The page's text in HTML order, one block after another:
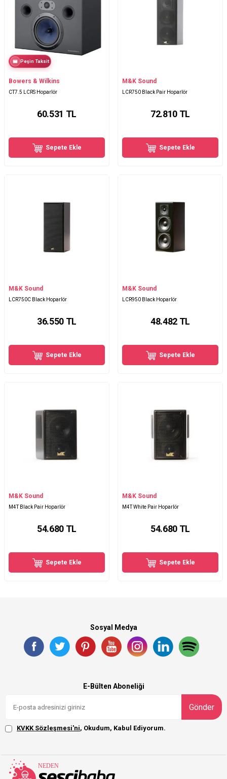
Peşin Taksit
Bowers & Wilkins
CT7.5 LCRS Hoparlör
60.531 TL
Sepete Ekle
M&K Sound
LCR750 Black Pair Hoparlör
72.810TL
Sepete Ekle
M&K Sound
LCR750C Black Hoparlör
36.550TL
Sepete Ekle
M&K Sound
LCR950 Black Hoparlör
48.482TL
Sepete Ekle
M&K Sound
M4T Black Pair Hoparlör
54.680TL
Sepete Ekle
M&K Sound
M4T White Pair Hoparlör
54.680TL
Sepete Ekle
Sosyal Medya
E-Bülten Aboneliği
Gönder
KVKK Sözleşmesi'ni, Okudum, Kabul Ediyorum.